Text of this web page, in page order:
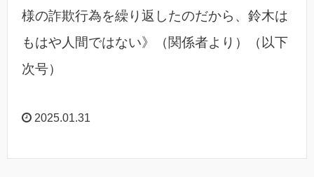
様の詐欺行為を繰り返したのだから、鈴木は
もはや人間ではない》（関係者より）（以下
次号）
2025.01.31